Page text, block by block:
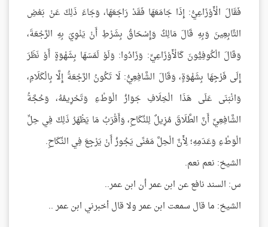
فَقَالَ الْأَوْزَاعِيُّ: إِذَا جَامَعَهَا فَقَدْ رَاجَعَهَا، وَجَاءَ ذَلِكَ عَنْ بَعْضِ
التَّابِعِينَ وَبِهِ قَالَ مَالِكٌ وَإِسْحَاقُ بِشَرْطِ أَنْ يَنْوِيَ بِهِ الرَّجْعَةَ،
وَقَالَ الْكُوفِيُّونَ كَالْأَوْزَاعِيِّ: وَزَادُوا: وَلَوْ لَمَسَهَا بِشَهْوَةٍ أَوْ نَظَرَ
إِلَى فَرْجِهَا بِشَهْوَةٍ، وَقَالَ الشَّافِعِيُّ: لَا تَكُونُ الرَّجْعَةُ إِلَّا بِالْكَلَامِ،
وَانْبَنَى عَلَى هَذَا الْخِلَافِ جَوَازُ الْوَطْءِ وَتَحْرِيمُهُ، وَحُجَّةُ
الشَّافِعِيِّ أَنَّ الطَّلَاقَ مُزِيلٌ لِلنِّكَاحِ، وَأَقْرَبُ مَا يَظْهَرُ ذَلِكَ فِي حِلِّ
الْوَطْءِ وَعَدَمِهِ؛ لِأَنَّ الْحِلَّ مَعْنًى يَجُوزُ أَنْ يَرْجِعَ فِي النِّكَاحِ.
الشيخ: نعم نعم.
س: السند نافع عن ابن عمر أن ابن عمر..
الشيخ: ما قال سمعت ابن عمر ولا قال أخبرني ابن عمر ..